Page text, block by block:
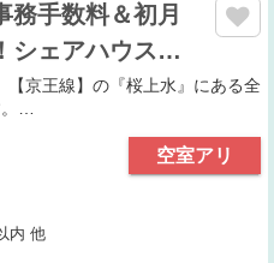
務手数料＆初月
シェアハウス…
【京王線】の『桜上水』にある全
…
空室アリ
内 他